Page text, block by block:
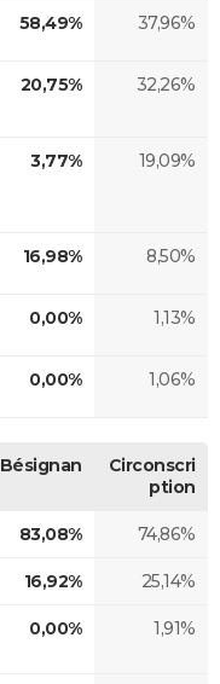
58,49% 37,96%
20,75% 32,26%
3,77% 19,09%
16,98% 8,50%
0,00% 1,13%
0,00% 1,06%
Bésignan
Circonscri
ption
83,08% 74,86%
16,92% 25,14%
0,00% 1,91%